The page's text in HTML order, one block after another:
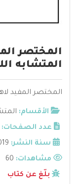
المختصر
المتشابه
المختصر المفيد
الأقسام:
عدد الصفحات:
سنة النشر:
مشاهدات:
بلّغ عن كتاب